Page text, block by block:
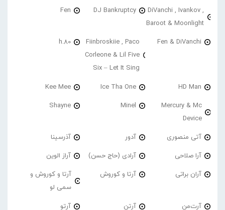
DiVanchi , Ivankov ,
Baroot & Moonlight
DJ Bankruptcy
Fen
Fen & DiVanchi
Fiinbroskiie , Paco
Corleone & Lil Five
Six – Let It Sing
h.80
HD Man
Ice Tha One
Kee Mee
Mercury & Mc
Device
Minel
Shayne
آتی منصوری آدور آذرسینا
آرا صلاحی آرادی (حاج حسن) آراز الوین
آران براتی آرتا و کوروش
آرتا و کوروش و
سمی لو
آرت‌من آرتن آرتو